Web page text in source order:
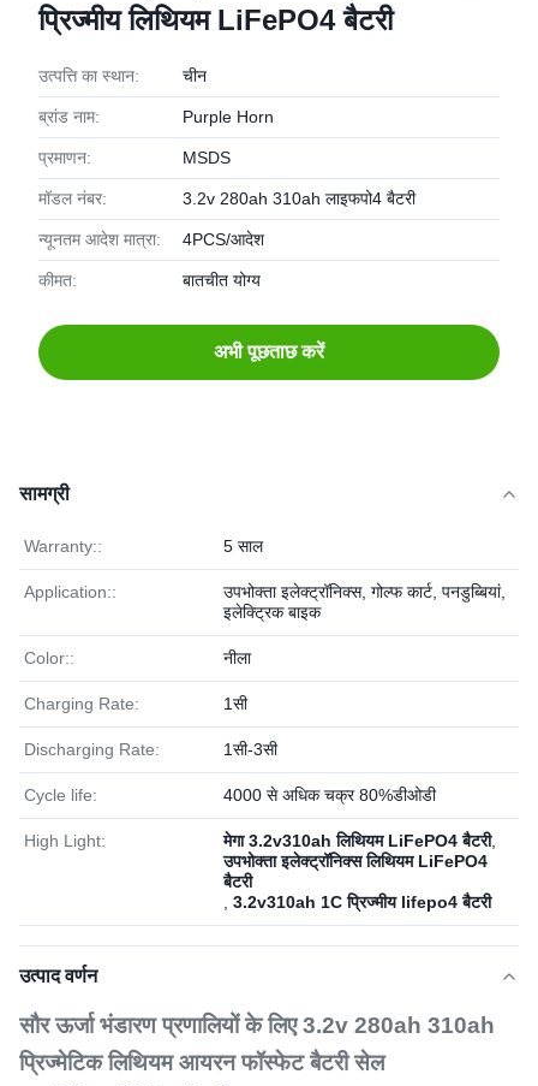
प्रिज्मीय लिथियम LiFePO4 बैटरी
उत्पत्ति का स्थान: चीन
ब्रांड नाम: Purple Horn
प्रमाणन: MSDS
मॉडल नंबर: 3.2v 280ah 310ah लाइफपो4 बैटरी
न्यूनतम आदेश मात्रा: 4PCS/आदेश
कीमत: बातचीत योग्य
अभी पूछताछ करें
सामग्री
Warranty:: 5 साल
Application::
उपभोक्ता इलेक्ट्रॉनिक्स, गोल्फ कार्ट, पनडुब्बियां,
इलेक्ट्रिक बाइक
Color:: नीला
Charging Rate: 1सी
Discharging Rate: 1सी-3सी
Cycle life: 4000 से अधिक चक्र 80%डीओडी
High Light: मेगा 3.2v310ah लिथियम LiFePO4 बैटरी,
उपभोक्ता इलेक्ट्रॉनिक्स लिथियम LiFePO4
बैटरी
3.2v310ah 1C प्रिज्मीय lifepo4 बैटरी
उत्पाद वर्णन
सौर ऊर्जा भंडारण प्रणालियों के लिए 3.2v 280ah 310ah
प्रिज्मेटिक लिथियम आयरन फॉस्फेट बैटरी सेल